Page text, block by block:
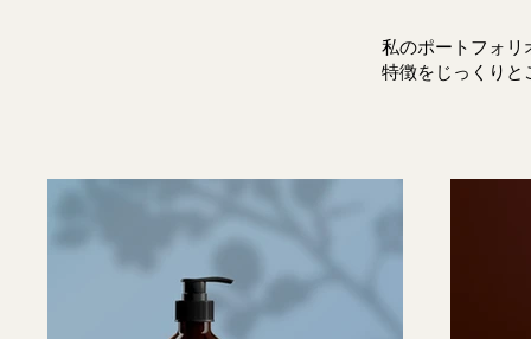
私のポートフォリ
特徴をじっくりと